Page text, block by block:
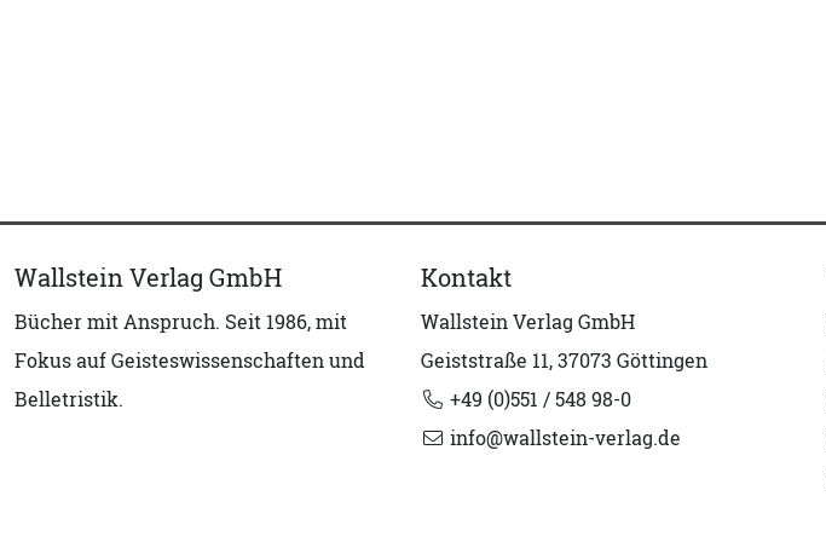
Wallstein Verlag GmbH
Bücher mit Anspruch. Seit 1986, mit
Fokus auf Geisteswissenschaften und
Belletristik.
Kontakt
Wallstein Verlag GmbH
Geiststraße 11, 37073 Göttingen
+49 (0)551 / 548 98-0
info@wallstein-verlag.de